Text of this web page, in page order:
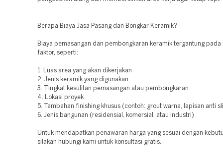
Berapa Biaya Jasa Pasang dan Bongkar Keramik?
Biaya pemasangan dan pembongkaran keramik tergantung
faktor, seperti:
1. Luas area yang akan dikerjakan
2. Jenis keramik yang digunakan
3. Tingkat kesulitan pemasangan atau pembongkaran
4. Lokasi proyek
5. Tambahan finishing khusus (contoh: grout warna, lapisan anti
6. Jenis bangunan (residensial, komersial, atau industri)
Untuk mendapatkan penawaran harga yang sesuai dengan
silakan hubungi kami untuk konsultasi gratis.